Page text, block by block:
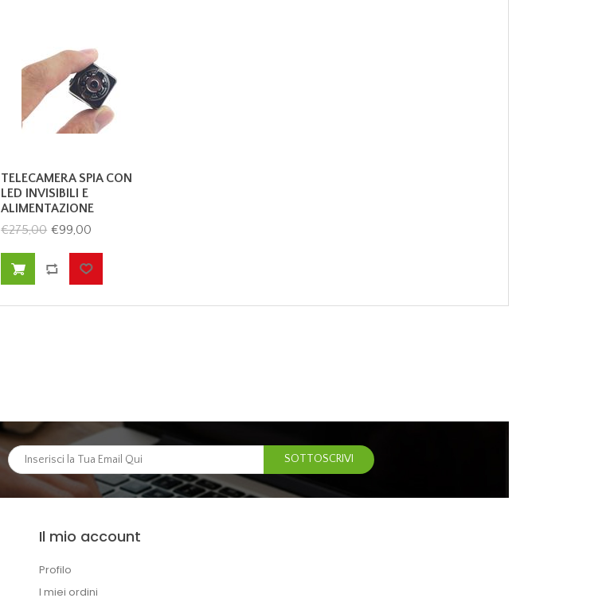
TELECAMERA SPIA CON
LED INVISIBILI E
ALIMENTAZIONE
CONTINUA
€275,00 €99,00
Il mio account
Profilo
I miei ordini